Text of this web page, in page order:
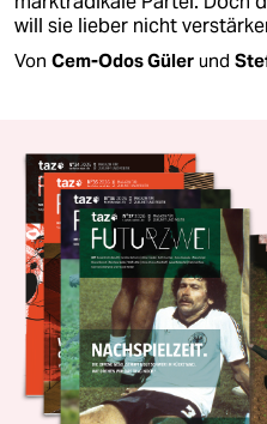
will sie lieber nicht
Von Cem-Odos Güler und